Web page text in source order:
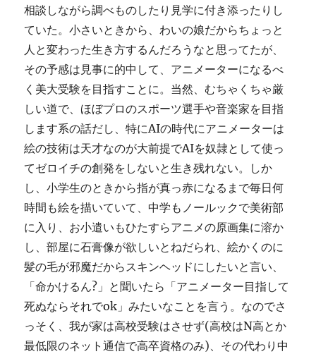
相談しながら調べものしたり見学に付き添ったりし
ていた。小さいときから、わいの娘だからちょっと
人と変わった生き方するんだろうなと思ってたが、
その予感は見事に的中して、アニメーターになるべ
く美大受験を目指すことに。当然、むちゃくちゃ厳
しい道で、ほぼプロのスポーツ選手や音楽家を目指
します系の話だし、特にAIの時代にアニメーターは
絵の技術は天才なのが大前提でAIを奴隷として使っ
てゼロイチの創発をしないと生き残れない。しか
し、小学生のときから指が真っ赤になるまで毎日何
時間も絵を描いていて、中学もノールックで美術部
に入り、お小遣いもひたすらアニメの原画集に溶か
し、部屋に石膏像が欲しいとねだられ、絵かくのに
髪の毛が邪魔だからスキンヘッドにしたいと言い、
「命かけるん?」と聞いたら「アニメーター目指して
死ぬならそれでok」みたいなことを言う。なのでさ
っそく、我が家は高校受験はさせず(高校はN高とか
最低限のネット通信で高卒資格のみ)、その代わり中